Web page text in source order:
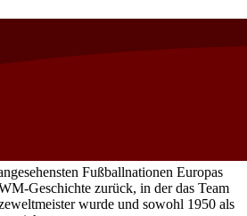
Fußballnationen Europas
Geschichte zurück, in der das Team
wurde und sowohl 1950 als